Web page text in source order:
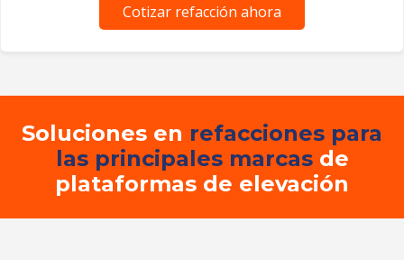
Cotizar refacción ahora
Soluciones en refacciones para
las principales marcasde
plataformas de elevación